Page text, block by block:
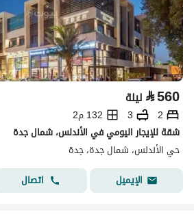
⃁560 ليلة
2
3
132 م2
شقة للإيجار اليومي في الأندلس، شمال جدة
حي الأندلس، شمال جدة، جدة
الإيميل
اتصال